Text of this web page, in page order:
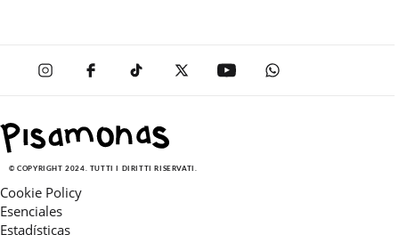
© COPYRIGHT 2024. TUTTI I DIRITTI RISERVATI.
Cookie Policy
Esenciales
Estadísticas